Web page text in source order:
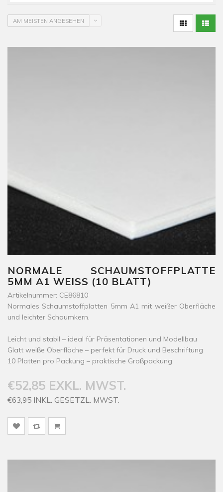
AM MEISTEN ANGESEHEN
NORMALE SCHAUMSTOFFPLATTE
5MM A1 WEISS (10 BLATT)
Artikelnummer: CE86810
Normales Schaumstoffplatten 5mm A1 mit weißer Oberfläche
und leichter Schaumkern.
Leicht und stabil – ideal für Präsentationen und Modellbau
Glatt weiße Oberfläche – perfekt für Druck und Beschriftung
10 Platten pro Packung – praktische Großpackung
€52,85 EXKL. MWST.
€63,95 INKL. GESETZL. MWST.